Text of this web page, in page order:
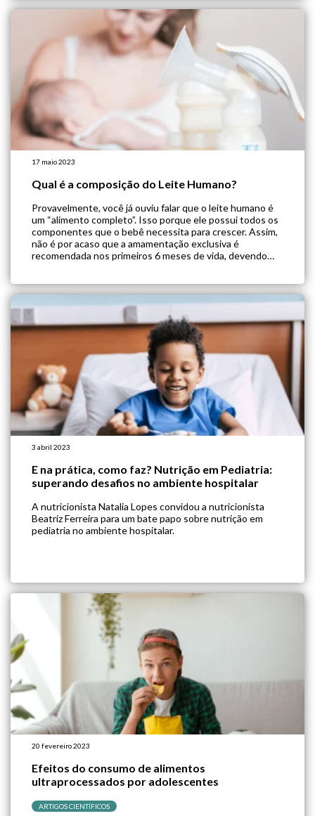
17 maio 2023
Qual é a composição do Leite Humano?
Provavelmente, você já ouviu falar que o leite humano é
um “alimento completo”. Isso porque ele possui todos os
componentes que o bebê necessita para crescer. Assim,
não é por acaso que a amamentação exclusiva é
recomendada nos primeiros 6 meses de vida, devendo
3 abril 2023
E na prática, como faz? Nutrição em Pediatria:
superando desafios no ambiente hospitalar
A nutricionista Natalia Lopes convidou a nutricionista
Beatriz Ferreira para um bate papo sobre nutrição em
pediatria no ambiente hospitalar.
20 fevereiro 2023
Efeitos do consumo de alimentos
ultraprocessados por adolescentes
ARTIGOS CIENTÍFICOS